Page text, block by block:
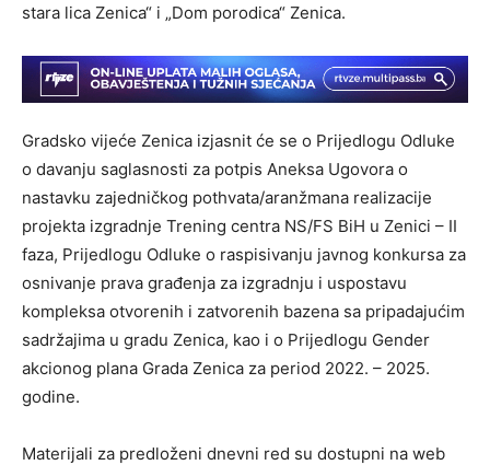
stara lica Zenica“ i „Dom porodica“ Zenica.
Gradsko vijeće Zenica izjasnit će se o Prijedlogu Odluke
o davanju saglasnosti za potpis Aneksa Ugovora o
nastavku zajedničkog pothvata/aranžmana realizacije
projekta izgradnje Trening centra NS/FS BiH u Zenici – II
faza, Prijedlogu Odluke o raspisivanju javnog konkursa za
osnivanje prava građenja za izgradnju i uspostavu
kompleksa otvorenih i zatvorenih bazena sa pripadajućim
sadržajima u gradu Zenica, kao i o Prijedlogu Gender
akcionog plana Grada Zenica za period 2022. – 2025.
godine.
Materijali za predloženi dnevni red su dostupni na web